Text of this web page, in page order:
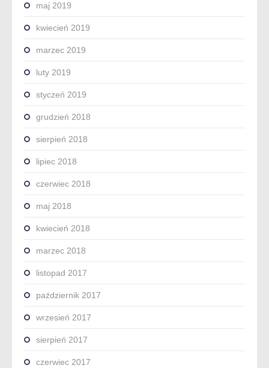
maj 2019
kwiecień 2019
marzec 2019
luty 2019
styczeń 2019
grudzień 2018
sierpień 2018
lipiec 2018
czerwiec 2018
maj 2018
kwiecień 2018
marzec 2018
listopad 2017
październik 2017
wrzesień 2017
sierpień 2017
czerwiec 2017